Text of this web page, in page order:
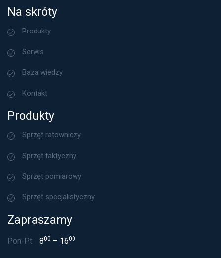
Na skróty
Produkty
Serwis
Baza wiedzy
Kontakt
Produkty
Sprzęt ratowniczy
Sprzęt taktyczny
Sprzęt pomiarowy
Sprzęt specjalistyczny
Zapraszamy
Pon-Pt 800 – 1600